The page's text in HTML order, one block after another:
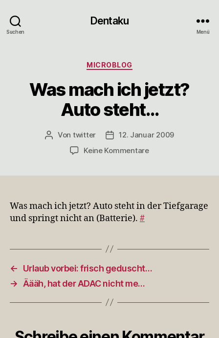
Suchen
Dentaku
Menü
Kategorien
MICROBLOG
Was mach ich jetzt?
Auto steht…
Beitragsautor
Von twitter Veröffentlichungsdatum
12. Januar 2009
Keine Kommentarezu
Auto
Was mach ich jetzt? Auto steht in der Tiefgarage
und springt nicht an (Batterie). #
←
Urlaub vorbei: frisch geduscht…
→
Äääh, hat der ADAC nicht me…